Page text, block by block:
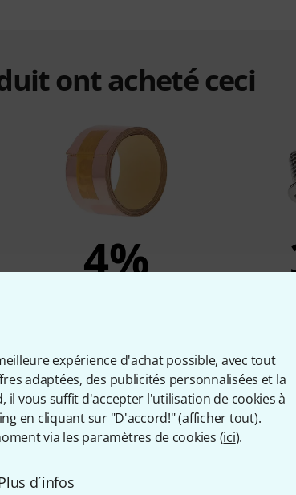
expérience d'achat possible, avec tout
adaptées, des publicités personnalisées et la
il vous suffit d'accepter l'utilisation de cookies à
en cliquant sur "D'accord!" (afficher tout).
via les paramètres de cookies (ici).
d´infos
ont acheté ceci
4%
4,88 €
Harley